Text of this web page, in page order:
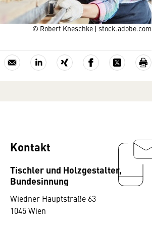
© Robert Kneschke | stock.adobe.com
Kontakt
Tischler und Holzgestalter,
Bundesinnung
Wiedner Hauptstraße 63
1045 Wien